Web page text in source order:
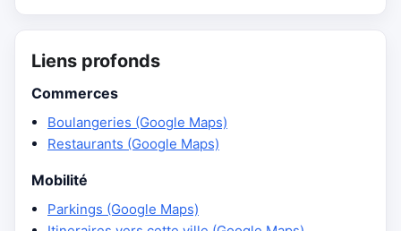
Liens profonds
Commerces
Boulangeries (Google Maps)
Restaurants (Google Maps)
Mobilité
Parkings (Google Maps)